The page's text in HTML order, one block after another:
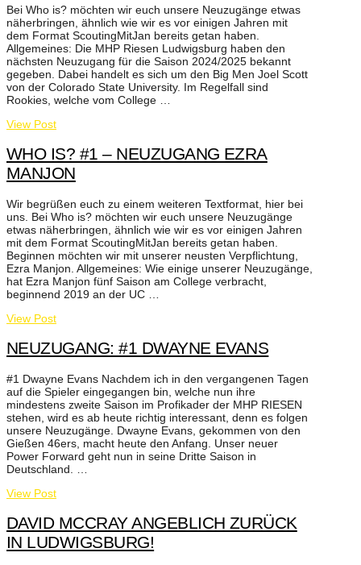
Bei Who is? möchten wir euch unsere Neuzugänge etwas
näherbringen, ähnlich wie wir es vor einigen Jahren mit
dem Format ScoutingMitJan bereits getan haben.
Allgemeines: Die MHP Riesen Ludwigsburg haben den
nächsten Neuzugang für die Saison 2024/2025 bekannt
gegeben. Dabei handelt es sich um den Big Men Joel Scott
von der Colorado State University. Im Regelfall sind
Rookies, welche vom College …
View Post
WHO IS? #1 – NEUZUGANG EZRA
MANJON
Wir begrüßen euch zu einem weiteren Textformat, hier bei
uns. Bei Who is? möchten wir euch unsere Neuzugänge
etwas näherbringen, ähnlich wie wir es vor einigen Jahren
mit dem Format ScoutingMitJan bereits getan haben.
Beginnen möchten wir mit unserer neusten Verpflichtung,
Ezra Manjon. Allgemeines: Wie einige unserer Neuzugänge,
hat Ezra Manjon fünf Saison am College verbracht,
beginnend 2019 an der UC …
View Post
NEUZUGANG: #1 DWAYNE EVANS
#1 Dwayne Evans Nachdem ich in den vergangenen Tagen
auf die Spieler eingegangen bin, welche nun ihre
mindestens zweite Saison im Profikader der MHP RIESEN
stehen, wird es ab heute richtig interessant, denn es folgen
unsere Neuzugänge. Dwayne Evans, gekommen von den
Gießen 46ers, macht heute den Anfang. Unser neuer
Power Forward geht nun in seine Dritte Saison in
Deutschland. …
View Post
DAVID MCCRAY ANGEBLICH ZURÜCK
IN LUDWIGSBURG!